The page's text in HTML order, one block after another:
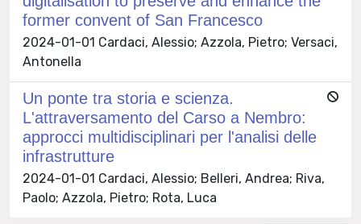
former convent of San Francesco
2024-01-01 Cardaci, Alessio; Azzola, Pietro; Versaci,
Antonella
Un ponte tra storia e scienza.
L'attraversamento del Carso a Nembro:
approcci multidisciplinari per l'analisi delle
infrastrutture
2024-01-01 Cardaci, Alessio; Belleri, Andrea; Riva,
Paolo; Azzola, Pietro; Rota, Luca